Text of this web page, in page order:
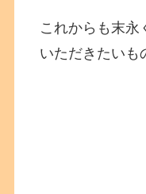
これからも末永
いただきたいも